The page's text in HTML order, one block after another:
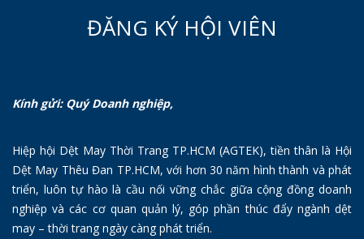
ĐĂNG KÝ HỘI VIÊN
Kính gửi: Quý Doanh nghiệp,
Hiệp hội Dệt May Thời Trang TP.HCM (AGTEK), tiền thân là Hội
Dệt May Thêu Đan TP.HCM, với hơn 30 năm hình thành và phát
triển, luôn tự hào là cầu nối vững chắc giữa cộng đồng doanh
nghiệp và các cơ quan quản lý, góp phần thúc đẩy ngành dệt
may – thời trang ngày càng phát triển.